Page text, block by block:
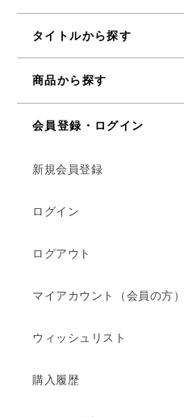
タイトルから探す
商品から探す
会員登録・ログイン
新規会員登録
ログイン
ログアウト
マイアカウント（会員の方）
ウィッシュリスト
購入履歴